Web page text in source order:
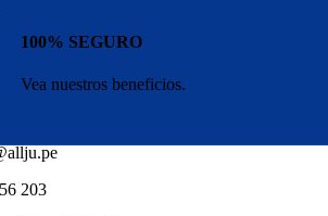
100% SEGURO
Vea nuestros beneficios.
203